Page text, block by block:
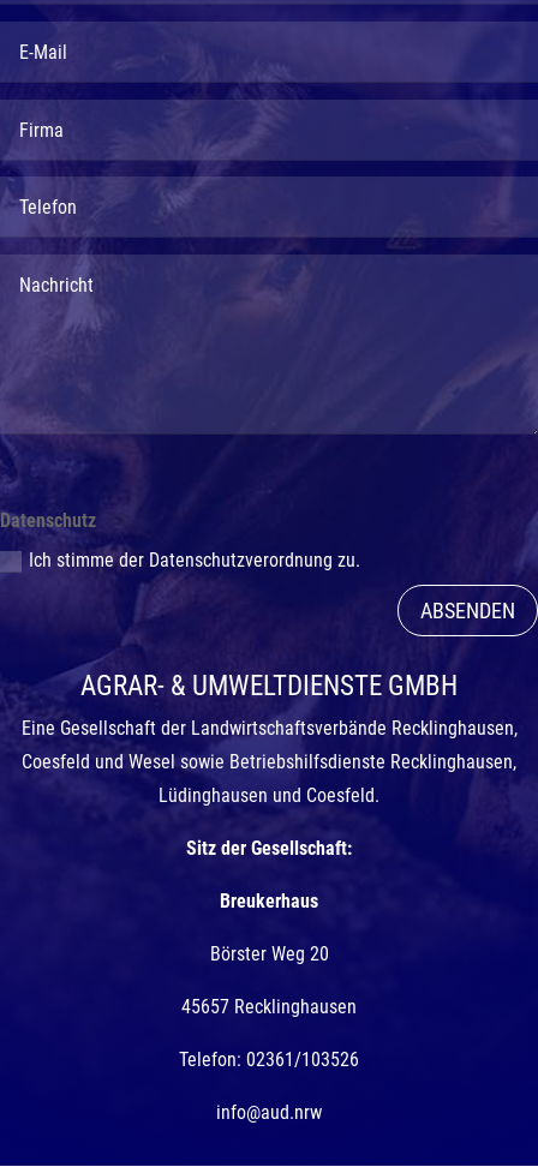
Datenschutz
Ich stimme der Datenschutzverordnung zu.
ABSENDEN
AGRAR- & UMWELTDIENSTE GMBH
Eine Gesellschaft der Landwirtschaftsverbände Recklinghausen,
Coesfeld und Wesel sowie Betriebshilfsdienste Recklinghausen,
Lüdinghausen und Coesfeld.
Sitz der Gesellschaft:
Breukerhaus
Börster Weg 20
45657 Recklinghausen
Telefon: 02361/103526
info@aud.nrw